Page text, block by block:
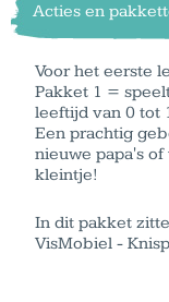
Acties en
Voor het eerste
Pakket 1 =
leeftijd van 0 tot
Een prachtig
nieuwe papa's
kleintje!
In dit pakket
VisMobiel -